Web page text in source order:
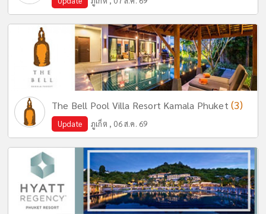
The Bell Pool Villa Resort Kamala Phuket (3)
Update ภูเก็ต , 06 ส.ค. 69